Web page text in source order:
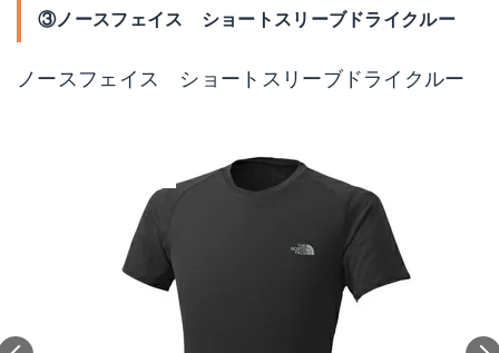
③ノースフェイス ショートスリーブドライクルー
ノースフェイス ショートスリーブドライクルー